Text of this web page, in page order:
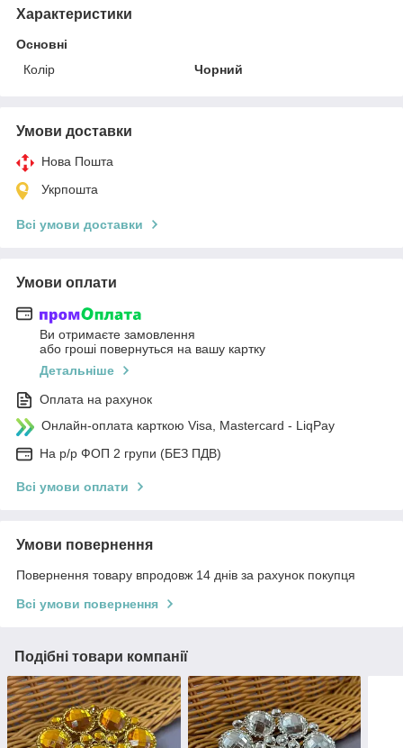
Характеристики
Основні
Колір
Чорний
Умови доставки
Нова Пошта
Укрпошта
Всі умови доставки
Умови оплати
Ви отримаєте замовлення
або гроші повернуться на вашу картку
Детальніше
Оплата на рахунок
Онлайн-оплата карткою Visa, Mastercard - LiqPay
На р/р ФОП 2 групи (БЕЗ ПДВ)
Всі умови оплати
Умови повернення
Повернення товару впродовж 14 днів за рахунок покупця
Всі умови повернення
Подібні товари компанії